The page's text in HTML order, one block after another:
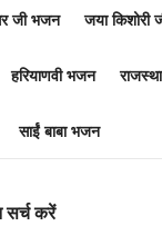
जी भजन जया किशोरी
हरियाणवी भजन
साईं बाबा भजन
सर्च करें